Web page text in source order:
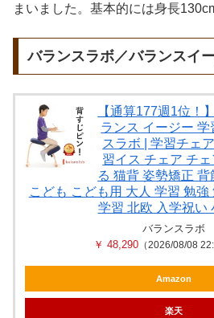
まいました。基本的には身長
バランスラボ／バランスイ
【通算177週1位！
ランス イージー
スラボ | 学習チェ
習イス チェア チ
る 猫背 姿勢矯正
こども こども用 大人 学習 勉
学習 北欧 入学祝い
バランスラボ
￥ 48,290（2026/08/08
Amazon
楽天